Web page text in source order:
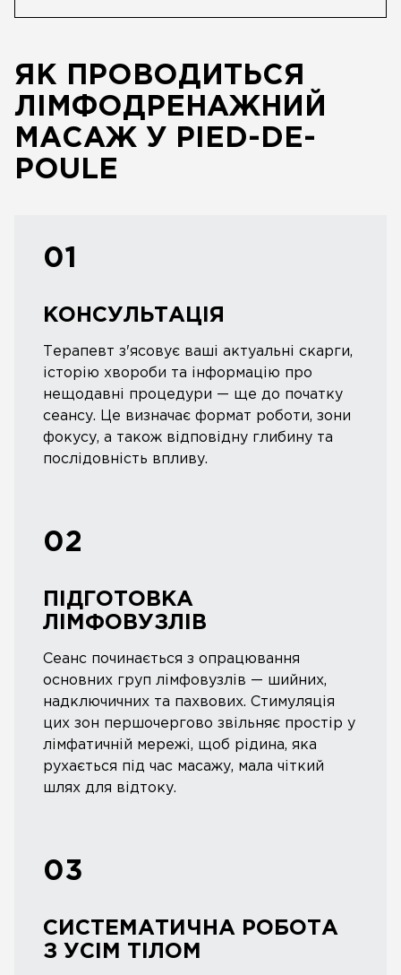
ЯК ПРОВОДИТЬСЯ
ЛІМФОДРЕНАЖНИЙ
МАСАЖ У PIED-DE-
POULE
01
КОНСУЛЬТАЦІЯ
Терапевт з'ясовує ваші актуальні скарги,
історію хвороби та інформацію про
нещодавні процедури — ще до початку
сеансу. Це визначає формат роботи, зони
фокусу, а також відповідну глибину та
послідовність впливу.
02
ПІДГОТОВКА
ЛІМФОВУЗЛІВ
Сеанс починається з опрацювання
основних груп лімфовузлів — шийних,
надключичних та пахвових. Стимуляція
цих зон першочергово звільняє простір у
лімфатичній мережі, щоб рідина, яка
рухається під час масажу, мала чіткий
шлях для відтоку.
03
СИСТЕМАТИЧНА РОБОТА
З УСІМ ТІЛОМ